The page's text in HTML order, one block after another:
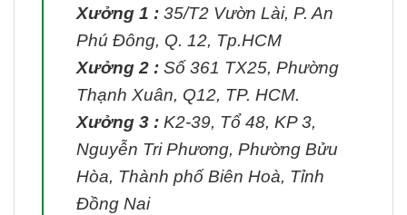
Xưởng 1 : 35/T2 Vườn Lài, P. An
Phú Đông, Q. 12, Tp.HCM
Xưởng 2 : Số 361 TX25, Phường
Thạnh Xuân, Q12, TP. HCM.
Xưởng 3 : K2-39, Tổ 48, KP 3,
Nguyễn Tri Phương, Phường Bửu
Hòa, Thành phố Biên Hoà, Tỉnh
Đồng Nai